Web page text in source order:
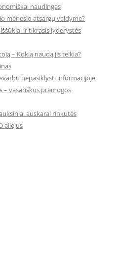
naudingas
mėnesio atsargų valdyme?
ir tikrasis lyderystės
– Kokią naudą jis teikia?
nepasiklysti informacijoje
– vasariškos pramogos
auskarai rinkutės
aliejus